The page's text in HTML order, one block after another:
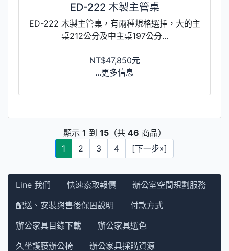
ED-222 木製主管桌
ED-222 木製主管桌，有兩種規格選擇，大的主
桌212公分及中主桌197公分...
NT$47,850元
...更多信息
顯示 1 到 15（共 46 商品）
1
2 3 4 [下一步»]
Line 我們 快速索取報價
辦公室空間規劃服務
配送、安裝與售後保固說明
付款方式
辦公家具目錄下載
辦公家具選色
久坐護腰辦公椅
辦公家具採購資源